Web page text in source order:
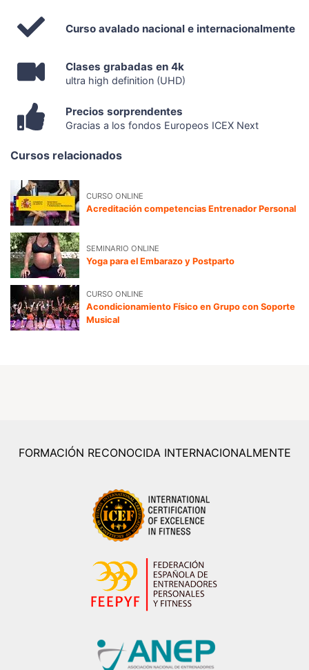
Curso avalado nacional e internacionalmente
Clases grabadas en 4k
ultra high definition (UHD)
Precios sorprendentes
Gracias a los fondos Europeos ICEX Next
Cursos relacionados
CURSO ONLINE
Acreditación competencias Entrenador Personal
SEMINARIO ONLINE
Yoga para el Embarazo y Postparto
CURSO ONLINE
Acondicionamiento Físico en Grupo con Soporte
Musical
FORMACIÓN RECONOCIDA INTERNACIONALMENTE